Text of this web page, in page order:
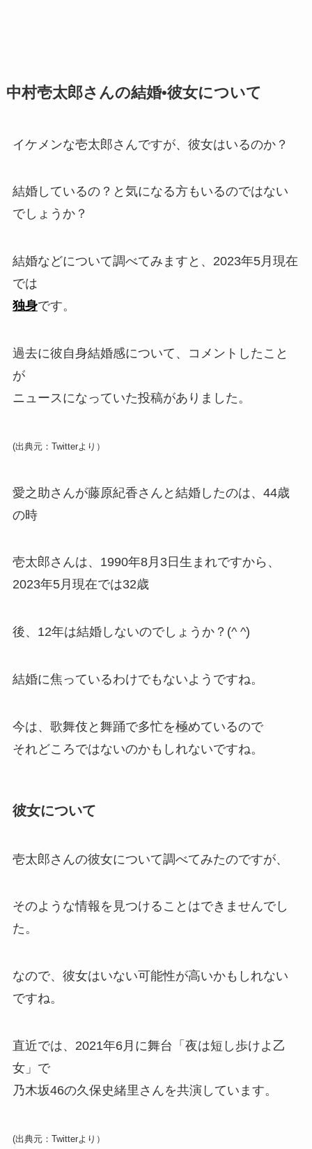
中村壱太郎さんの結婚•彼女について
イケメンな壱太郎さんですが、彼女はいるのか？
結婚しているの？と気になる方もいるのではない
でしょうか？
結婚などについて調べてみますと、2023年5月現在
では
独身です。
過去に彼自身結婚感について、コメントしたこと
が
ニュースになっていた投稿がありました。
(出典元：Twitterより）
愛之助さんが藤原紀香さんと結婚したのは、44歳
の時
壱太郎さんは、1990年8月3日生まれですから、
2023年5月現在では32歳
後、12年は結婚しないのでしょうか？(^ ^)
結婚に焦っているわけでもないようですね。
今は、歌舞伎と舞踊で多忙を極めているので
それどころではないのかもしれないですね。
彼女について
壱太郎さんの彼女について調べてみたのですが、
そのような情報を見つけることはできませんでし
た。
なので、彼女はいない可能性が高いかもしれない
ですね。
直近では、2021年6月に舞台「夜は短し歩けよ乙
女」で
乃木坂46の久保史緒里さんを共演しています。
(出典元：Twitterより）